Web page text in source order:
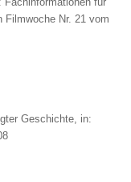
Filmwoche Nr. 21 vom
Geschichte, in: